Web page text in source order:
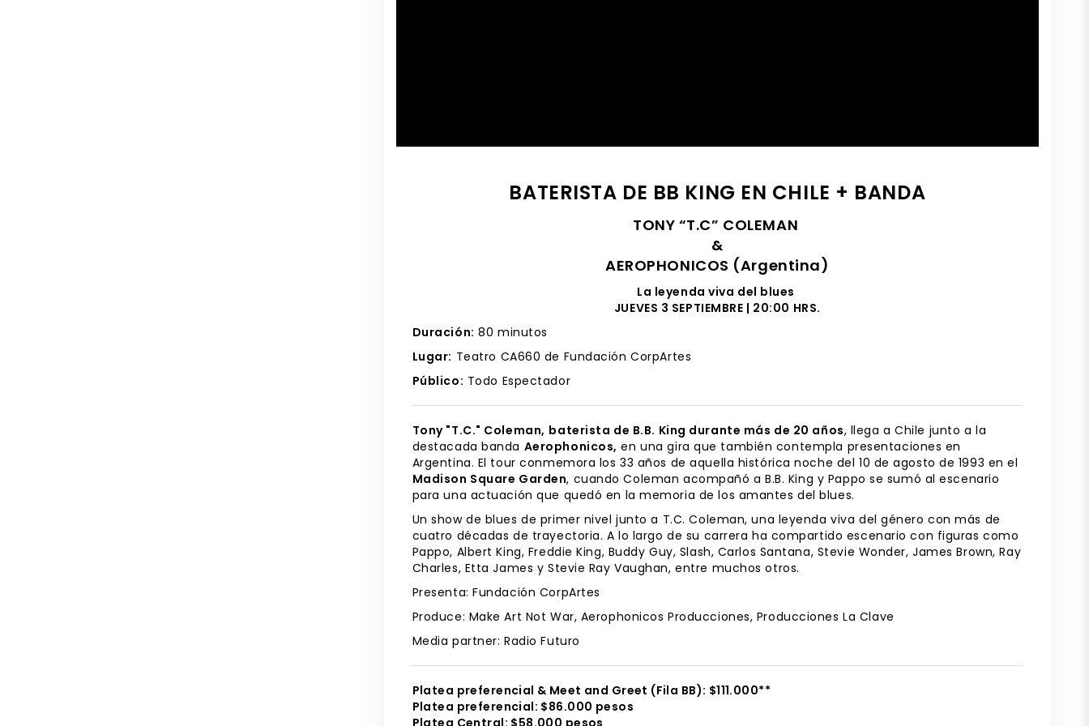
BATERISTA DE BB KING EN CHILE + BANDA
TONY “T.C” COLEMAN
&
AEROPHONICOS (Argentina)
La leyenda viva del blues
JUEVES 3 SEPTIEMBRE | 20:00 HRS.
Duración: 80 minutos
Lugar: Teatro CA660 de Fundación CorpArtes
Público: Todo Espectador
Tony "T.C." Coleman, baterista de B.B. King durante más de 20 años, llega a Chile junto a la
destacada banda Aerophonicos, en una gira que también contempla presentaciones en
Argentina. El tour conmemora los 33 años de aquella histórica noche del 10 de agosto de 1993 en el
Madison Square Garden, cuando Coleman acompañó a B.B. King y Pappo se sumó al escenario
para una actuación que quedó en la memoria de los amantes del blues.
Un show de blues de primer nivel junto a T.C. Coleman, una leyenda viva del género con más de
cuatro décadas de trayectoria. A lo largo de su carrera ha compartido escenario con figuras como
Pappo, Albert King, Freddie King, Buddy Guy, Slash, Carlos Santana, Stevie Wonder, James Brown, Ray
Charles, Etta James y Stevie Ray Vaughan, entre muchos otros.
Presenta: Fundación CorpArtes
Produce: Make Art Not War, Aerophonicos Producciones, Producciones La Clave
Media partner: Radio Futuro
Platea preferencial & Meet and Greet (Fila BB): $111.000**
Platea preferencial: $86.000 pesos
Platea Central: $58.000 pesos